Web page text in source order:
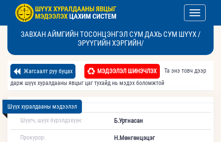
Toggle
ЗАВХАН АЙМГИЙН ТОСОНЦЭНГЭЛ СУМ ДАХЬ СУМ ШҮҮХ /
ЭРҮҮГИЙН ХЭРГИЙН/
Жагсаалт руу буцах МЭДЭЭЛЭЛ ШИНЭЧЛЭХ
Та энэ товч дээр
дарж шүүх хуралдааны явцыг цаг тухайд нь мэдэх боломжтой
Шүүх хуралдааны мэдээлэл
Шүүгч, шүүх бүрэлдэхүүн:
Б.Уртнасан
Прокурор: Н.Мөнгөнцэцэг